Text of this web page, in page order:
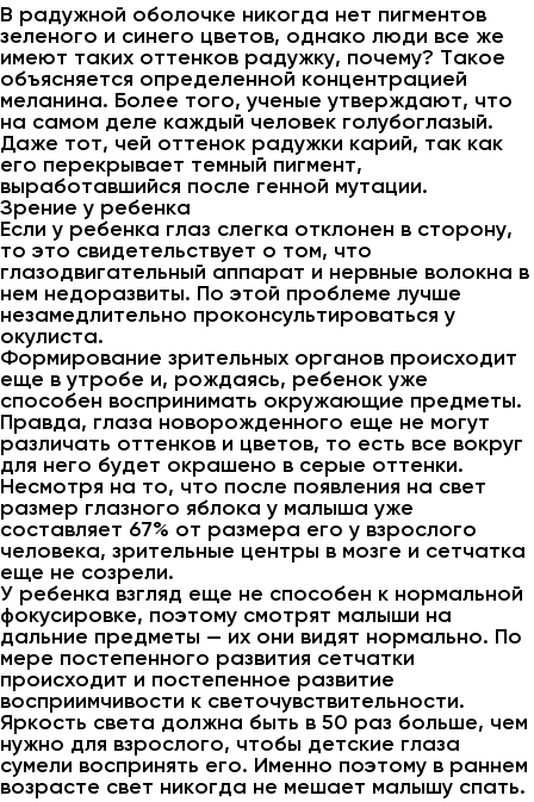
В радужной оболочке никогда нет пигментов
зеленого и синего цветов, однако люди все же
имеют таких оттенков радужку, почему? Такое
объясняется определенной концентрацией
меланина. Более того, ученые утверждают, что
на самом деле каждый человек голубоглазый.
Даже тот, чей оттенок радужки карий, так как
его перекрывает темный пигмент,
выработавшийся после генной мутации.
Зрение у ребенка
Если у ребенка глаз слегка отклонен в сторону,
то это свидетельствует о том, что
глазодвигательный аппарат и нервные волокна в
нем недоразвиты. По этой проблеме лучше
незамедлительно проконсультироваться у
окулиста.
Формирование зрительных органов происходит
еще в утробе и, рождаясь, ребенок уже
способен воспринимать окружающие предметы.
Правда, глаза новорожденного еще не могут
различать оттенков и цветов, то есть все вокруг
для него будет окрашено в серые оттенки.
Несмотря на то, что после появления на свет
размер глазного яблока у малыша уже
составляет 67% от размера его у взрослого
человека, зрительные центры в мозге и сетчатка
еще не созрели.
У ребенка взгляд еще не способен к нормальной
фокусировке, поэтому смотрят малыши на
дальние предметы — их они видят нормально. По
мере постепенного развития сетчатки
происходит и постепенное развитие
восприимчивости к светочувствительности.
Яркость света должна быть в 50 раз больше, чем
нужно для взрослого, чтобы детские глаза
сумели воспринять его. Именно поэтому в раннем
возрасте свет никогда не мешает малышу спать.